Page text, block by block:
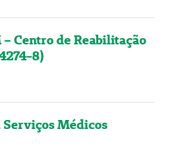
Centro de Reabilitação
8)
Médicos